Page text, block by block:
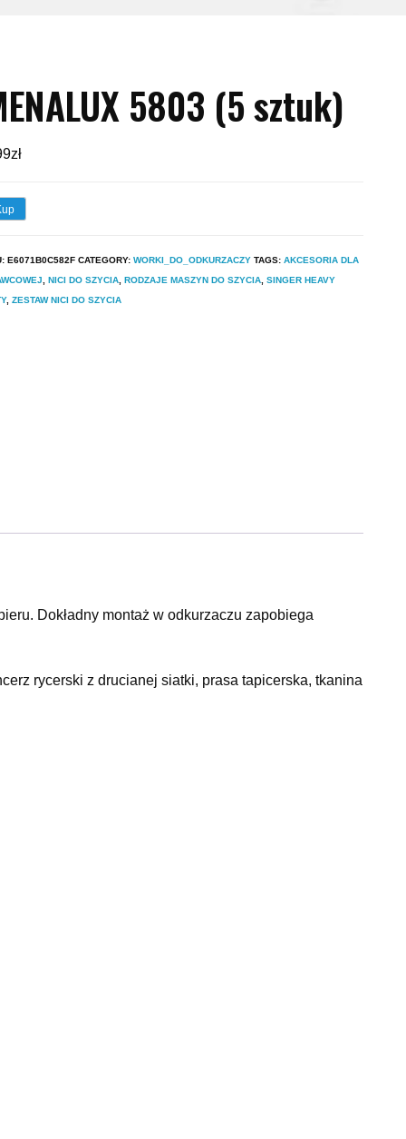
5803 (5 sztuk)
zł
E6071B0C582F CATEGORY: WORKI_DO_ODKURZACZY TAGS: AKCESORIA DLA
NICI DO SZYCIA RODZAJE MASZYN DO SZYCIA SINGER HEAVY
, ZESTAW NICI DO SZYCIA
Dokładny montaż w odkurzaczu zapobiega
rycerski z drucianej siatki, prasa tapicerska, tkanina